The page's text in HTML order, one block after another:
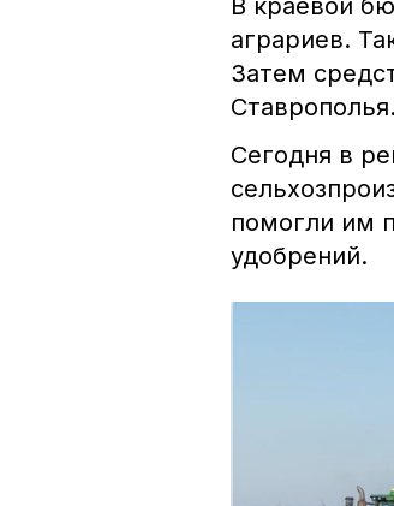
В краевой
аграриев.
Затем
Ставрополья.
Сегодня в
помогли им
удобрений.